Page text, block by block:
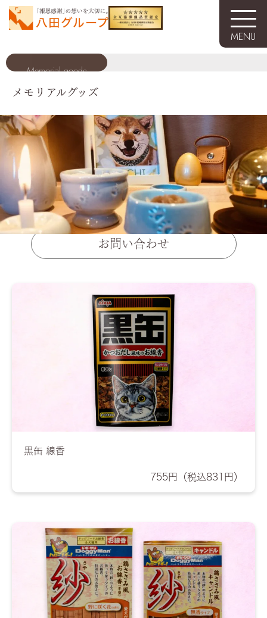
Skip
MENU
Memorial goods
メモリアルグッズ
すべて キャンドル
線香 分骨アクセサリー
手元供養 骨壺
お問い合わせ
黒缶 線香
755円（税込831円）